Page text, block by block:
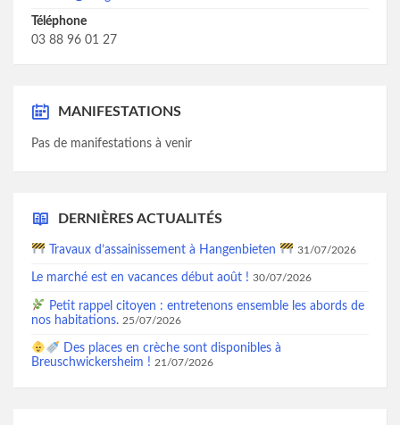
Téléphone
03 88 96 01 27
MANIFESTATIONS
Pas de manifestations à venir
DERNIÈRES ACTUALITÉS
Travaux d’assainissement à Hangenbieten 31/07/2026
Le marché est en vacances début août ! 30/07/2026
Petit rappel citoyen : entretenons ensemble les abords de
nos habitations. 25/07/2026
Des places en crèche sont disponibles à
Breuschwickersheim ! 21/07/2026